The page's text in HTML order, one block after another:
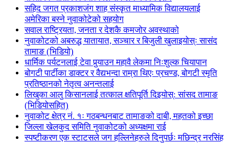
सहिद जगत प्रकाशजंग शाह संस्कृत माध्यामिक विद्यालयलाई
अमेरिका बस्ने नुवाकोटेको सहयोग
सवाल राष्ट्रियता, जनता र देशकै कमजोर अवस्थाको
नुवाकोटको अबरुद्ध यातायात, सञ्चार र बिजुली खुलाइयोस्ः सासंद
तामाङ (भिडियो)
धार्मिक पर्यटनलाई टेवा पुर्‍याउन महावै लेकमा निःशुल्क चियापान
बोगटी पार्टीका डाक्टर र वैद्यभन्दा राम्रा थिएः प्रचण्ड, बोगटी स्मृति
प्रतिष्ठानको नेतृत्व अनन्तलाई
लिखुका आलु किसानलाई तत्काल क्षतिपूर्ति दिइयोस्: सांसद तामाङ
(भिडियोसहित)
नुवाकोट क्षेत्र नं. १ः गठबन्धनबाट तामाङको दाबी, महतको इच्छा
जिल्ला खेलकुद समिति नुवाकोटको अध्यक्षमा राई
स्पष्टीकरण एक स्टाटसले जग हल्लिनेहरुले दिनुपर्छः मछिन्द्र नरसिंह